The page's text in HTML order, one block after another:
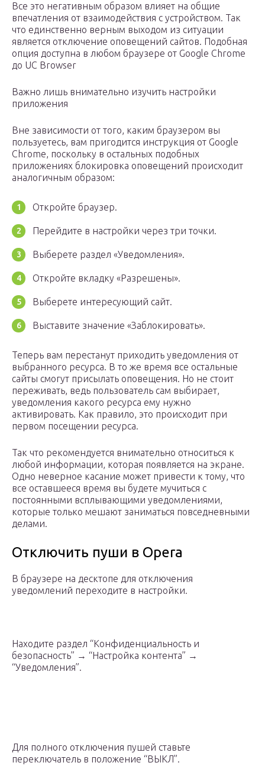
Все это негативным образом влияет на общие
впечатления от взаимодействия с устройством. Так
что единственно верным выходом из ситуации
является отключение оповещений сайтов. Подобная
опция доступна в любом браузере от Google Chrome
до UC Browser
Важно лишь внимательно изучить настройки
приложения
Вне зависимости от того, каким браузером вы
пользуетесь, вам пригодится инструкция от Google
Chrome, поскольку в остальных подобных
приложениях блокировка оповещений происходит
аналогичным образом:
Откройте браузер.
Перейдите в настройки через три точки.
Выберете раздел «Уведомления».
Откройте вкладку «Разрешены».
Выберете интересующий сайт.
Выставите значение «Заблокировать».
Теперь вам перестанут приходить уведомления от
выбранного ресурса. В то же время все остальные
сайты смогут присылать оповещения. Но не стоит
переживать, ведь пользователь сам выбирает,
уведомления какого ресурса ему нужно
активировать. Как правило, это происходит при
первом посещении ресурса.
Так что рекомендуется внимательно относиться к
любой информации, которая появляется на экране.
Одно неверное касание может привести к тому, что
все оставшееся время вы будете мучиться с
постоянными всплывающими уведомлениями,
которые только мешают заниматься повседневными
делами.
Отключить пуши в Opera
В браузере на десктопе для отключения
уведомлений переходите в настройки.
Находите раздел “Конфиденциальность и
безопасность” → “Настройка контента” →
“Уведомления”.
Для полного отключения пушей ставьте
переключатель в положение “ВЫКЛ”.